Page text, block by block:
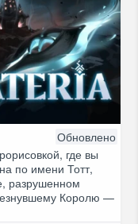
Обновлено
где вы
по имени Тотт,
разрушенном
Королю —